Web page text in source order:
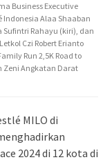
Business Executive
Indonesia Alaa Shaaban
Sufintri Rahayu (kiri), dan
Czi Robert Erianto
Run 2,5K Road to
Zeni Angkatan Darat
MILO di
2024 di 12 kota di